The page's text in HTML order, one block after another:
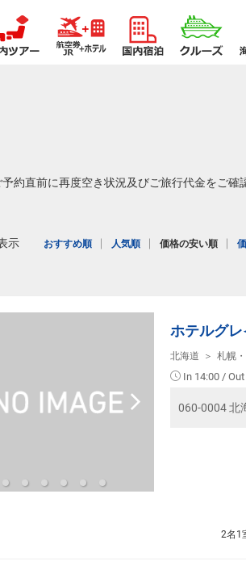
約直前に再度空き状況及びご旅行代金をご確
示 おすすめ順 人気順 価格の安い順
ホテルグ
北海道 札幌
In 14:00 /
060-0004 北
2名1